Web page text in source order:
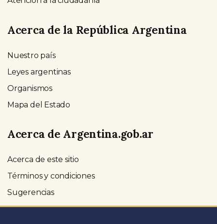
Acerca de la República Argentina
Nuestro país
Leyes argentinas
Organismos
Mapa del Estado
Acerca de Argentina.gob.ar
Acerca de este sitio
Términos y condiciones
Sugerencias